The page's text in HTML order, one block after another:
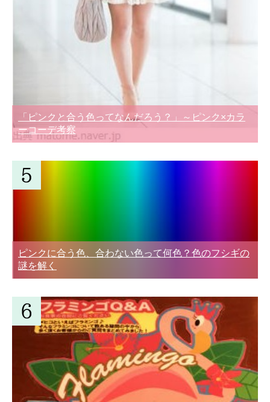
「ピンクと合う色ってなんだろう？」～ピンク×カラ
ーコーデ考察
ピンクに合う色、合わない色って何色？色のフシギの
謎を解く